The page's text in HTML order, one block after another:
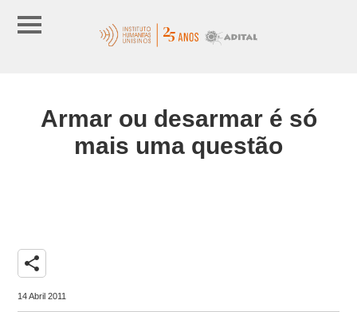
Armar ou desarmar é só
mais uma questão
share
14 Abril 2011